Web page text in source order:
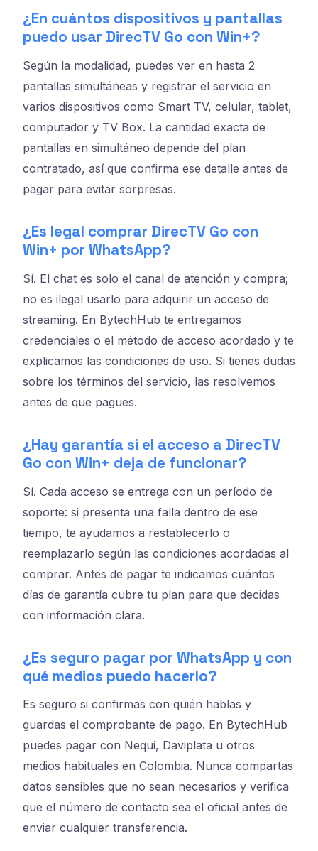
¿En cuántos dispositivos y pantallas
puedo usar DirecTV Go con Win+?
Según la modalidad, puedes ver en hasta 2
pantallas simultáneas y registrar el servicio en
varios dispositivos como Smart TV, celular, tablet,
computador y TV Box. La cantidad exacta de
pantallas en simultáneo depende del plan
contratado, así que confirma ese detalle antes de
pagar para evitar sorpresas.
¿Es legal comprar DirecTV Go con
Win+ por WhatsApp?
Sí. El chat es solo el canal de atención y compra;
no es ilegal usarlo para adquirir un acceso de
streaming. En BytechHub te entregamos
credenciales o el método de acceso acordado y te
explicamos las condiciones de uso. Si tienes dudas
sobre los términos del servicio, las resolvemos
antes de que pagues.
¿Hay garantía si el acceso a DirecTV
Go con Win+ deja de funcionar?
Sí. Cada acceso se entrega con un período de
soporte: si presenta una falla dentro de ese
tiempo, te ayudamos a restablecerlo o
reemplazarlo según las condiciones acordadas al
comprar. Antes de pagar te indicamos cuántos
días de garantía cubre tu plan para que decidas
con información clara.
¿Es seguro pagar por WhatsApp y con
qué medios puedo hacerlo?
Es seguro si confirmas con quién hablas y
guardas el comprobante de pago. En BytechHub
puedes pagar con Nequi, Daviplata u otros
medios habituales en Colombia. Nunca compartas
datos sensibles que no sean necesarios y verifica
que el número de contacto sea el oficial antes de
enviar cualquier transferencia.